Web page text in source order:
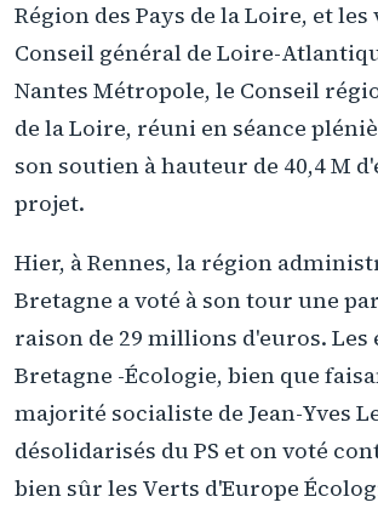
Région des Pays de la Loire, et les
Conseil général de Loire-
Nantes Métropole, le Conseil
de la Loire, réuni en séance
son soutien à hauteur de 40,4 M
projet.
Hier, à Rennes, la région
Bretagne a voté à son tour une
raison de 29 millions d'euros. Les
Bretagne -Écologie, bien que
majorité socialiste de Jean-Yves
désolidarisés du PS et on voté
bien sûr les Verts d'Europe